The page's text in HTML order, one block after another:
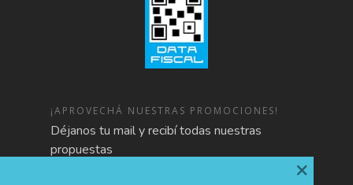
¡APROVECHÁ NUESTRAS PROMOCIONES!
Déjanos tu mail y recibí todas nuestras
propuestas
×